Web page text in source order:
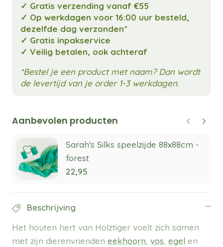
✓ Gratis verzending vanaf €55
✓ Op werkdagen voor 16:00 uur besteld,
dezelfde dag verzonden*
✓ Gratis inpakservice
✓ Veilig betalen, ook achteraf
*Bestel je een product met naam? Dan wordt
de levertijd van je order 1-3 werkdagen.
Aanbevolen producten
Sarah's Silks speelzijde 88x88cm -
forest
22,95
Beschrijving
Het houten hert van Holztiger voelt zich samen
met zijn dierenvrienden eekhoorn, vos, egel en